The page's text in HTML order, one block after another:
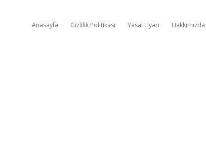
Anasayfa Gizlilik Politikası Yasal Uyarı Hakkımızda